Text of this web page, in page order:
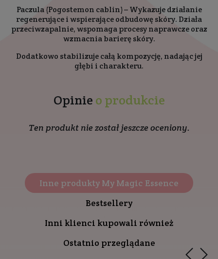
Paczula (Pogostemon cablin) – Wykazuje działanie
regenerujące i wspierające odbudowę skóry. Działa
przeciwzapalnie, wspomaga procesy naprawcze oraz
wzmacnia barierę skóry.
Dodatkowo stabilizuje całą kompozycję, nadając jej
głębi i charakteru.
Opinie o produkcie
Ten produkt nie został jeszcze oceniony.
Inne produkty My Magic Essence
Bestsellery
Inni klienci kupowali również
Ostatnio przeglądane